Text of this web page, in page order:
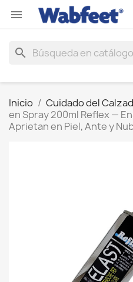

search
Inicio Cuidado del
en Spray 200ml Reflex —
Aprietan en Piel, Ante y